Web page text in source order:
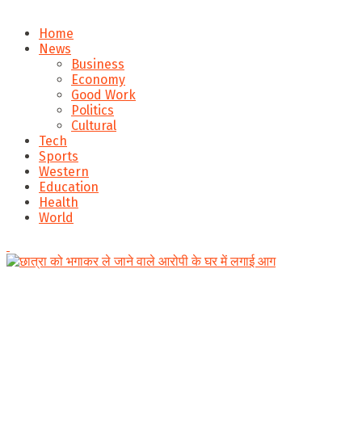
Home
News
Business
Economy
Good Work
Politics
Cultural
Tech
Sports
Western
Education
Health
World